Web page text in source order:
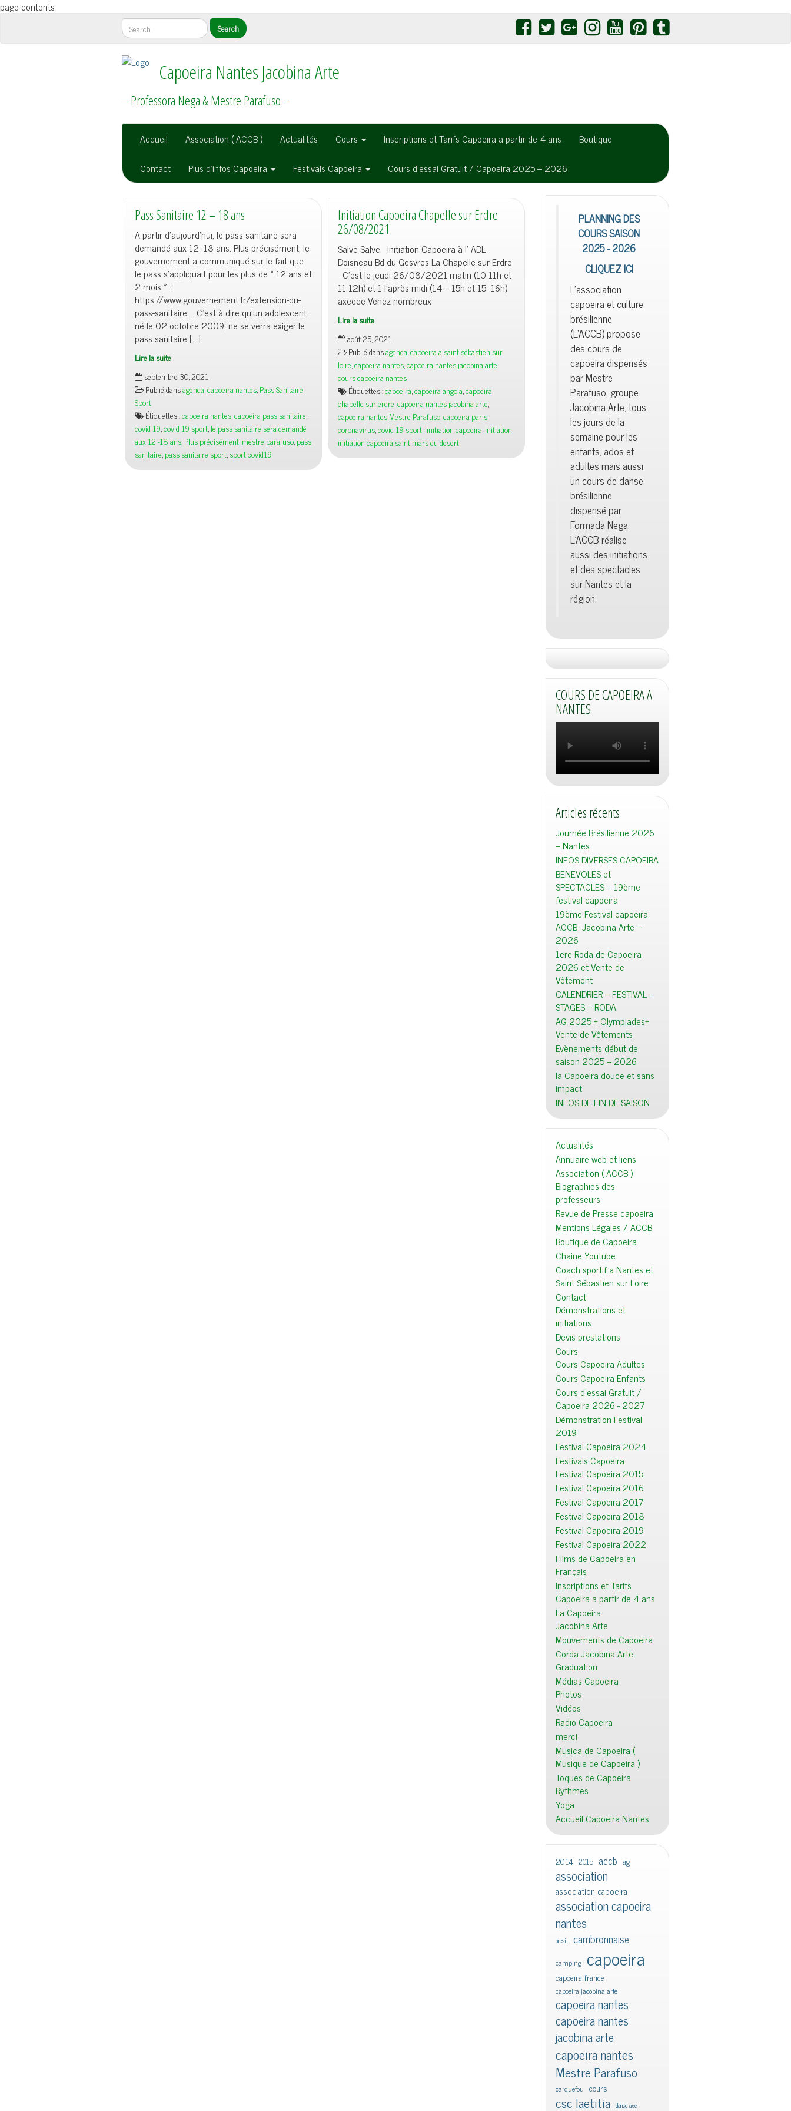
page contents
Capoeira Nantes Jacobina Arte
– Professora Nega & Mestre Parafuso –
Accueil Association ( ACCB ) Actualités Cours Inscriptions et Tarifs Capoeira a partir de 4 ans
Boutique
Contact
Plus d’infos Capoeira Festivals Capoeira Cours d’essai Gratuit / Capoeira 2025 – 2026
Pass Sanitaire 12 – 18 ans
A partir d’aujourd’hui, le pass sanitaire sera
demandé aux 12 -18 ans. Plus précisément, le
gouvernement a communiqué sur le fait que
le pass s’appliquait pour les plus de « 12 ans et
2 mois » :
https://www.gouvernement.fr/extension-du-
pass-sanitaire…. C’est à dire qu’un adolescent
né le 02 octobre 2009, ne se verra exiger le
pass sanitaire […]
Lire la suite
septembre 30, 2021
Publié dansagenda,capoeira nantes,Pass Sanitaire
Sport
Étiquettes :capoeira nantes,capoeira pass sanitaire,
covid 19,covid 19 sport,le pass sanitaire sera demandé
aux 12 -18 ans. Plus précisément,mestre parafuso,pass
sanitaire,pass sanitaire sport,sport covid19
Initiation Capoeira Chapelle sur Erdre
26/08/2021
Salve Salve Initiation Capoeira à l’ ADL
Doisneau Bd du Gesvres La Chapelle sur Erdre
C’est le jeudi 26/08/2021 matin (10-11h et
11-12h) et 1 l’après midi (14 – 15h et 15 -16h)
axeeee Venez nombreux
Lire la suite
août 25, 2021
Publié dansagenda,capoeira a saint sébastien sur
loire,capoeira nantes,capoeira nantes jacobina arte,
cours capoeira nantes
Étiquettes :capoeira,capoeira angola,capoeira
chapelle sur erdre,capoeira nantes jacobina arte,
capoeira nantes Mestre Parafuso,capoeira paris,
coronavirus,covid 19 sport,iinitiation capoeira,initiation,
initiation capoeira saint mars du desert
PLANNING DES
COURS SAISON
2025 - 2026
CLIQUEZ ICI
L'association
capoeira et culture
brésilienne
(L'ACCB) propose
des cours de
capoeira dispensés
par Mestre
Parafuso, groupe
Jacobina Arte, tous
les jours de la
semaine pour les
enfants, ados et
adultes mais aussi
un cours de danse
brésilienne
dispensé par
Formada Nega.
L'ACCB réalise
aussi des initiations
et des spectacles
sur Nantes et la
région.
COURS DE CAPOEIRA A
NANTES
Articles récents
Journée Brésilienne 2026
– Nantes
INFOS DIVERSES CAPOEIRA
BENEVOLES et
SPECTACLES – 19ème
festival capoeira
19ème Festival capoeira
ACCB- Jacobina Arte –
2026
1ere Roda de Capoeira
2026 et Vente de
Vêtement
CALENDRIER – FESTIVAL –
STAGES – RODA
AG 2025 + Olympiades+
Vente de Vêtements
Evènements début de
saison 2025 – 2026
la Capoeira douce et sans
impact
INFOS DE FIN DE SAISON
Actualités
Annuaire web et liens
Association ( ACCB )
Biographies des
professeurs
Revue de Presse capoeira
Mentions Légales / ACCB
Boutique de Capoeira
Chaine Youtube
Coach sportif a Nantes et
Saint Sébastien sur Loire
Contact
Démonstrations et
initiations
Devis prestations
Cours
Cours Capoeira Adultes
Cours Capoeira Enfants
Cours d'essai Gratuit /
Capoeira 2026 - 2027
Démonstration Festival
2019
Festival Capoeira 2024
Festivals Capoeira
Festival Capoeira 2015
Festival Capoeira 2016
Festival Capoeira 2017
Festival Capoeira 2018
Festival Capoeira 2019
Festival Capoeira 2022
Films de Capoeira en
Français
Inscriptions et Tarifs
Capoeira a partir de 4 ans
La Capoeira
Jacobina Arte
Mouvements de Capoeira
Corda Jacobina Arte
Graduation
Médias Capoeira
Photos
Vidéos
Radio Capoeira
merci
Musica de Capoeira (
Musique de Capoeira )
Toques de Capoeira
Rythmes
Yoga
Accueil Capoeira Nantes
2014 2015 accb ag
association
association capoeira
association capoeira
nantes
bresil cambronnaise
camping capoeira
capoeira france
capoeira jacobina arte
capoeira nantes
capoeira nantes
jacobina arte
capoeira nantes
Mestre Parafuso
carquefou cours
csc laetitia danse axe